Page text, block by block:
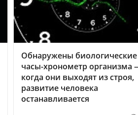
Обнаружены биологические
часы-хронометр организма
когда они выходят из строя,
развитие человека
останавливается